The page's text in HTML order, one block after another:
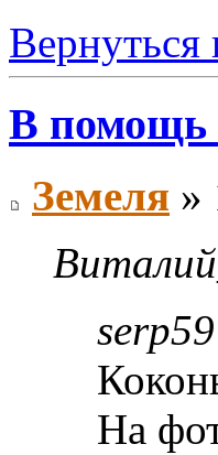
Вернуться
В помощь
Земеля »
На